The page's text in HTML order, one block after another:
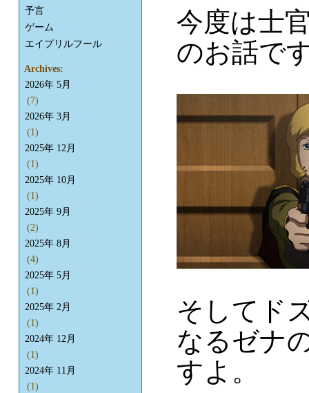
今度は士
のお話で
そしてド
なるゼナ
すよ。
予言
ゲーム
エイプリルフール
Archives:
2026年 5月
(7)
2026年 3月
(1)
2025年 12月
(1)
2025年 10月
(1)
2025年 9月
(2)
2025年 8月
(4)
2025年 5月
(1)
2025年 2月
(1)
2024年 12月
(1)
2024年 11月
(1)